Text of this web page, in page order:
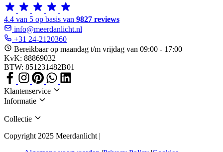
4.4 van 5 op basis van 9827 reviews
info@meerdanlicht.nl
+31 24-2120360
Bereikbaar op maandag t/m vrijdag van 09:00 - 17:00
KvK: 88869032
BTW: 851231482B01
Klantenservice
Informatie
Collectie
Copyright 2025 Meerdanlicht |